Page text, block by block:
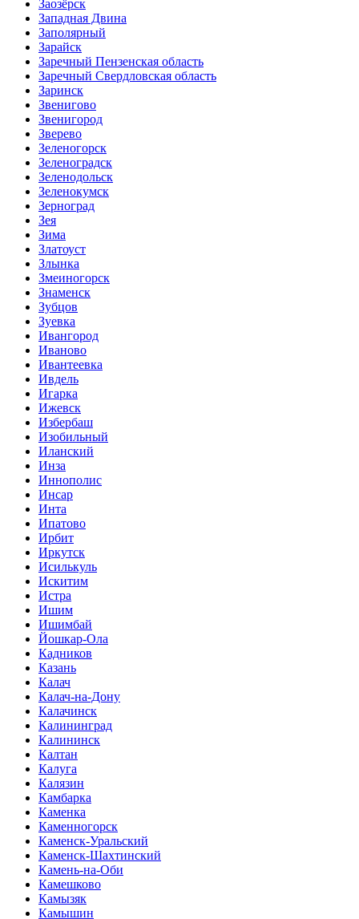
Заозёрск
Западная Двина
Заполярный
Зарайск
Заречный Пензенская область
Заречный Свердловская область
Заринск
Звенигово
Звенигород
Зверево
Зеленогорск
Зеленоградск
Зеленодольск
Зеленокумск
Зерноград
Зея
Зима
Златоуст
Злынка
Змеиногорск
Знаменск
Зубцов
Зуевка
Ивангород
Иваново
Ивантеевка
Ивдель
Игарка
Ижевск
Избербаш
Изобильный
Иланский
Инза
Иннополис
Инсар
Инта
Ипатово
Ирбит
Иркутск
Исилькуль
Искитим
Истра
Ишим
Ишимбай
Йошкар-Ола
Кадников
Казань
Калач
Калач-на-Дону
Калачинск
Калининград
Калининск
Калтан
Калуга
Калязин
Камбарка
Каменка
Каменногорск
Каменск-Уральский
Каменск-Шахтинский
Камень-на-Оби
Камешково
Камызяк
Камышин